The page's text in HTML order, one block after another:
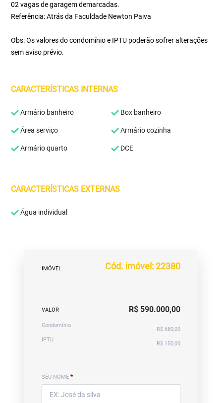
02 vagas de garagem demarcadas.
Referência: Atrás da Faculdade Newton Paiva
Obs: Os valores do condomínio e IPTU poderão sofrer alterações
sem aviso prévio.
CARACTERÍSTICAS INTERNAS
Armário banheiro Box banheiro
Área serviço Armário cozinha
Armário quarto DCE
CARACTERÍSTICAS EXTERNAS
Água individual
IMÓVEL Cód. imóvel: 22380
VALOR R$ 590.000,00
Condomínio
R$ 680,00
IPTU
R$ 150,00
SEU NOME *